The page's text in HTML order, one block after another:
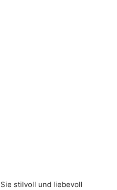
stilvoll und liebevoll